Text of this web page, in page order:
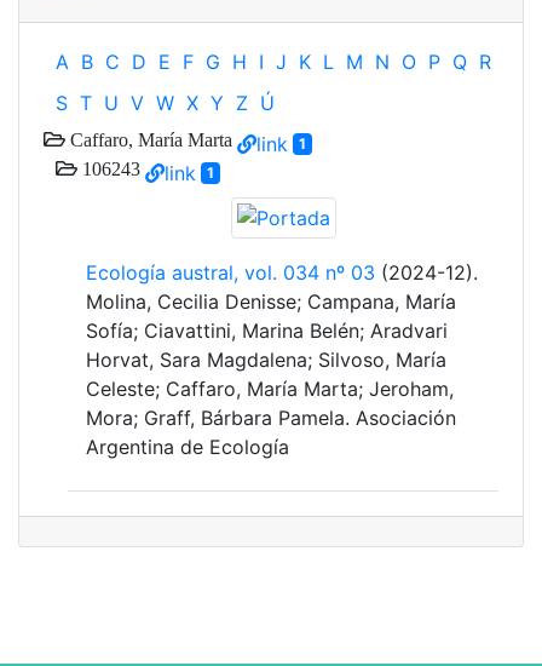
A B C D E F G H I J K L M N O P Q R
S T U V W X Y Z Ú
Caffaro, María Marta link 1
106243 link 1
Ecología austral, vol. 034 nº 03 (2024-12).
Molina, Cecilia Denisse; Campana, María
Sofía; Ciavattini, Marina Belén; Aradvari
Horvat, Sara Magdalena; Silvoso, María
Celeste; Caffaro, María Marta; Jeroham,
Mora; Graff, Bárbara Pamela. Asociación
Argentina de Ecología